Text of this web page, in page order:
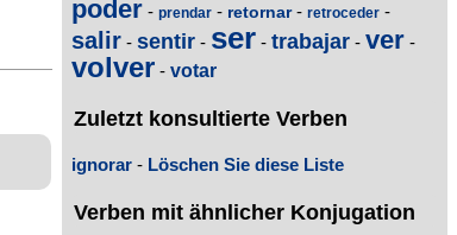
poder - prendar - retornar- retroceder -
salir - sentir - ser - trabajar - ver -
volver - votar
Zuletzt konsultierte Verben
ignorar - Löschen Sie diese Liste
Verben mit ähnlicher Konjugation